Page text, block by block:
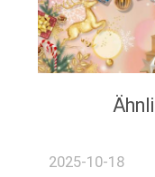
SITEMAP
2025-10-18